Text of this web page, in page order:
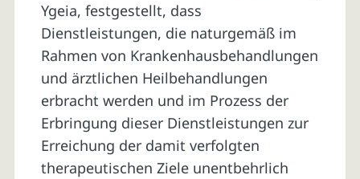
Ygeia, festgestellt, dass
Dienstleistungen, die naturgemäß im
Rahmen von Krankenhausbehandlungen
und ärztlichen Heilbehandlungen
erbracht werden und im Prozess der
Erbringung dieser Dienstleistungen zur
Erreichung der damit verfolgten
therapeutischen Ziele unentbehrlich